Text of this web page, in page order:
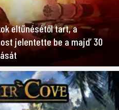
eltűnésétől tart, a
jelentette be a majd’ 30